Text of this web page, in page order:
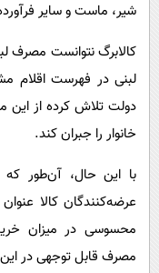
شیر، ماست و سایر
کالابرگ نتوانست مصرف
لبنی در فهرست اقلام
دولت تلاش کرده از این
خانوار را جبران کند.
با این حال، آن‌طور که
عرضه‌کنندگان کالا
محسوسی در میزان
مصرف قابل توجهی در